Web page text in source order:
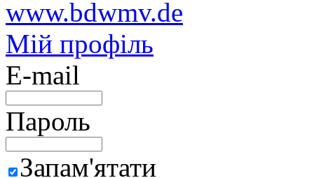
Мій профіль
E-mail
Пароль
Запам'ятати